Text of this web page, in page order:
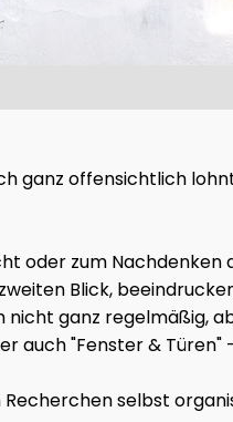
ganz offensichtlich
oder zum
Blick,
ganz regelmäßig,
auch "Fenster & Türen"
selbst